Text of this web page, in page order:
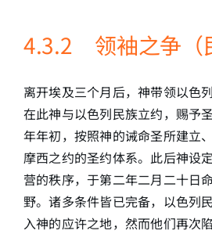
4.3.2 领袖之争（
离开埃及三个月后，神带领以色
在此神与以色列民族立约，赐予
年年初，按照神的诫命圣所建立
摩西之约的圣约体系。此后神设
营的秩序，于第二年二月二十日
野。诸多条件皆已完备，以色列
入神的应许之地，然而他们再次